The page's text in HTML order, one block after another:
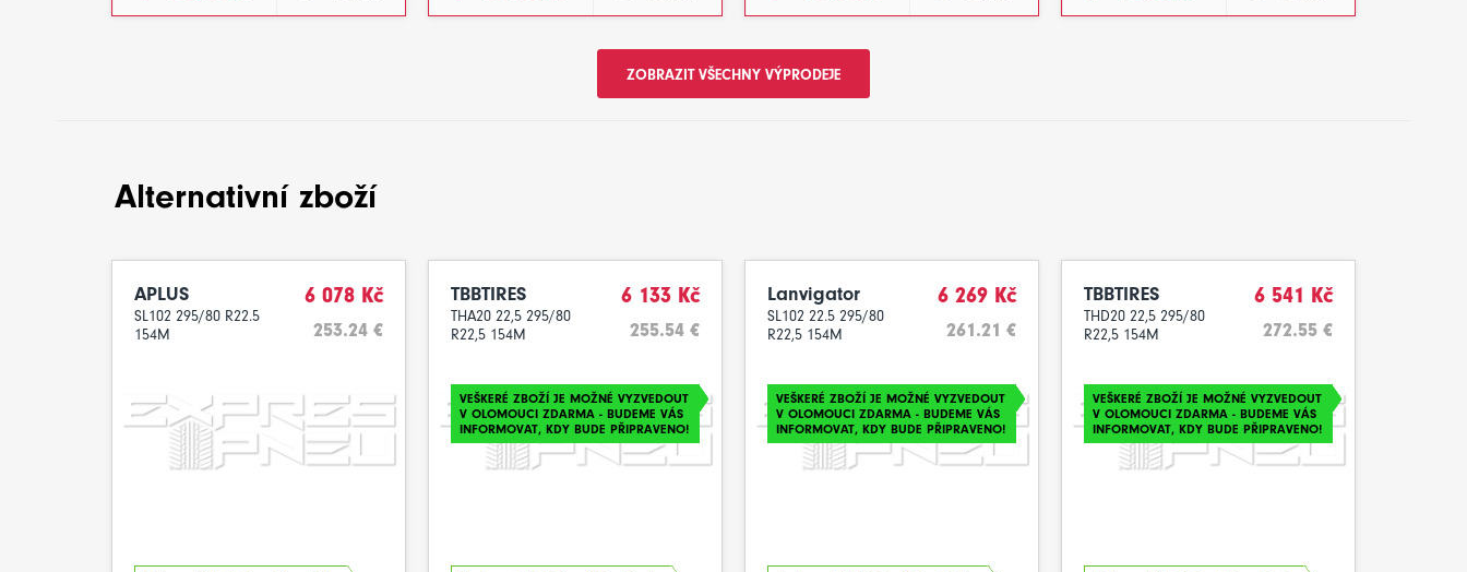
ZOBRAZIT VŠECHNY VÝPRODEJE
Alternativní zboží
APLUS
SL102 295/80 R22.5
154M
6 078 Kč
253.24 €
TBBTIRES
THA20 22,5 295/80
R22,5 154M
6 133 Kč
255.54 €
VEŠKERÉ ZBOŽÍ JE MOŽNÉ VYZVEDOUT
V OLOMOUCI ZDARMA - BUDEME VÁS
INFORMOVAT, KDY BUDE PŘIPRAVENO!
Lanvigator
SL102 22.5 295/80
R22,5 154M
6 269 Kč
261.21 €
VEŠKERÉ ZBOŽÍ JE MOŽNÉ VYZVEDOUT
V OLOMOUCI ZDARMA - BUDEME VÁS
INFORMOVAT, KDY BUDE PŘIPRAVENO!
TBBTIRES
THD20 22,5 295/80
R22,5 154M
6 541 Kč
272.55 €
VEŠKERÉ ZBOŽÍ JE MOŽNÉ VYZVEDOUT
V OLOMOUCI ZDARMA - BUDEME VÁS
INFORMOVAT, KDY BUDE PŘIPRAVENO!